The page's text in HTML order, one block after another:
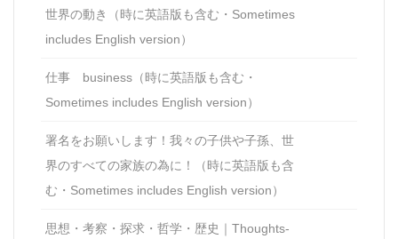
世界の動き（時に英語版も含む・Sometimes
includes English version）
仕事 business（時に英語版も含む・
Sometimes includes English version）
署名をお願いします！我々の子供や子孫、世
界のすべての家族の為に！（時に英語版も含
む・Sometimes includes English version）
思想・考察・探求・哲学・歴史｜Thoughts-